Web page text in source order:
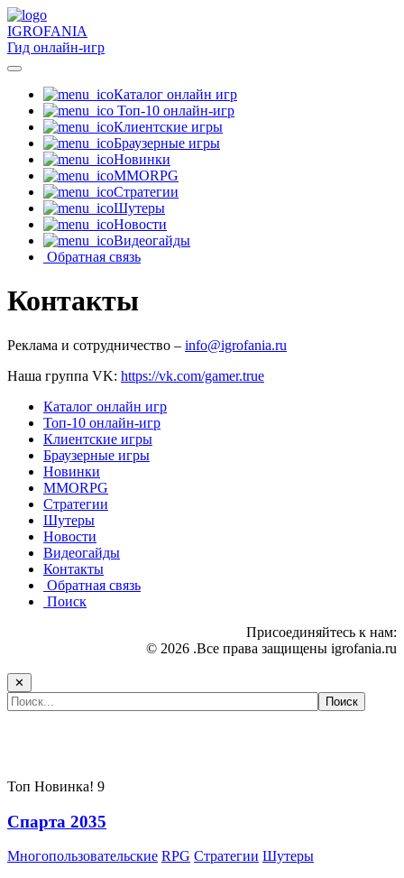
IGROFANIA
Гид онлайн-игр
Каталог онлайн игр
Топ-10 онлайн-игр
Клиентские игры
Браузерные игры
Новинки
MMORPG
Стратегии
Шутеры
Новости
Видеогайды
Обратная связь
Контакты
Реклама и сотрудничество – info@igrofania.ru
Наша группа VK: https://vk.com/gamer.true
Каталог онлайн игр
Топ-10 онлайн-игр
Клиентские игры
Браузерные игры
Новинки
MMORPG
Стратегии
Шутеры
Новости
Видеогайды
Контакты
Обратная связь
Поиск
Присоединяйтесь к нам:
© 2026 .Все права защищены igrofania.ru
✕
Топ Новинка! 9
Спарта 2035
Многопользовательские RPG Стратегии Шутеры